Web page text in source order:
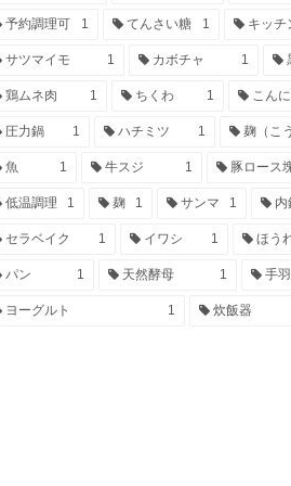
予約調理可 1 てんさい糖 1 キッチ
サツマイモ 1 カボチャ 1
鶏ムネ肉 1 ちくわ 1 こんに
圧力鍋 1 ハチミツ 1 麹（こ
魚 1 牛スジ 1 豚ロース
低温調理 1 麹 1 サンマ 1 内
セラベイク 1 イワシ 1 ほう
パン 1 天然酵母 1 手
ヨーグルト 1 炊飯器